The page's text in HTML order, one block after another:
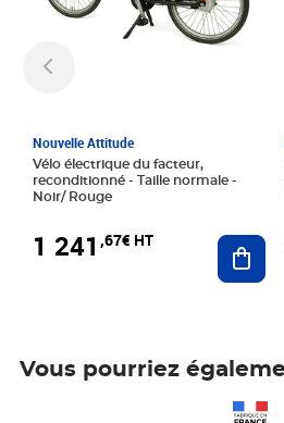
Nouvelle Attitude
Vélo électrique du facteur,
reconditionné - Taille normale -
Noir/ Rouge
1 241 ,67€ HT
Vous pourriez